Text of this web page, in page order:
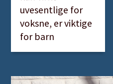
uvesentlige for
voksne, er viktige
for barn